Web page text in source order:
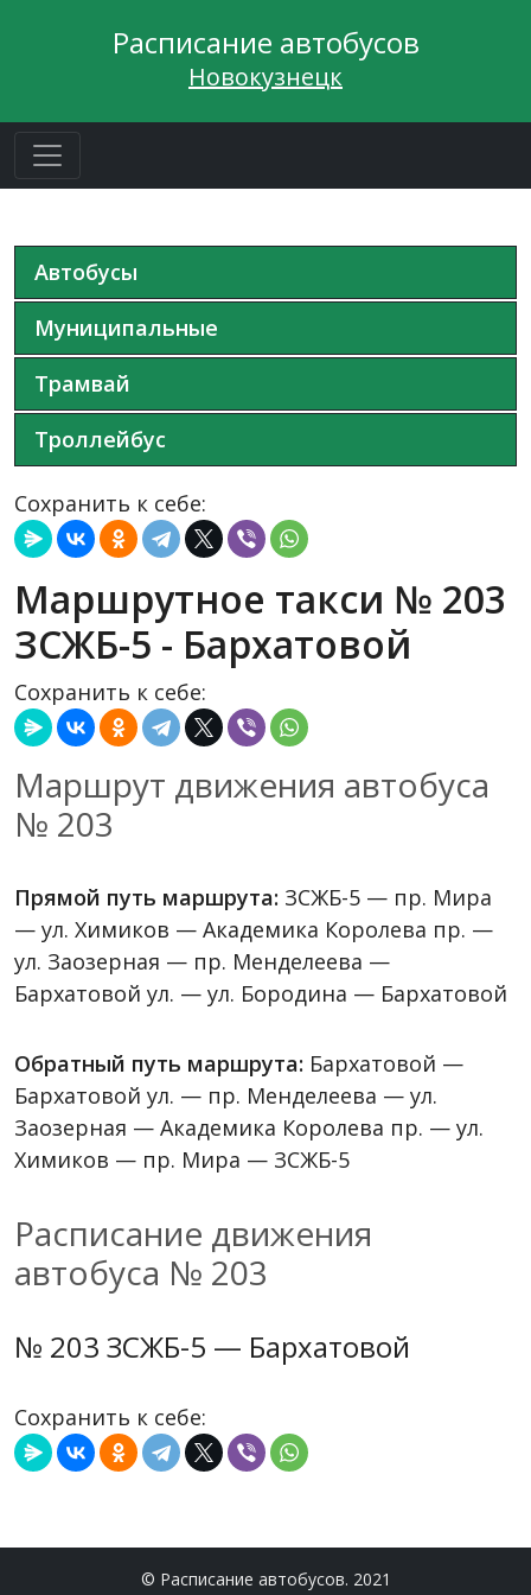
Расписание автобусов
Новокузнецк
Сохранить к себе:
Маршрутное такси № 203
ЗСЖБ-5 - Бархатовой
Сохранить к себе:
Маршрут движения автобуса
№ 203
Прямой путь маршрута: ЗСЖБ-5 — пр. Мира
— ул. Химиков — Академика Королева пр. —
ул. Заозерная — пр. Менделеева —
Бархатовой ул. — ул. Бородина — Бархатовой
Обратный путь маршрута: Бархатовой —
Бархатовой ул. — пр. Менделеева — ул.
Заозерная — Академика Королева пр. — ул.
Химиков — пр. Мира — ЗСЖБ-5
Расписание движения
автобуса № 203
№ 203 ЗСЖБ-5 — Бархатовой
Сохранить к себе:
Автобусы
Муниципальные
Трамвай
Троллейбус
© Расписание автобусов. 2021